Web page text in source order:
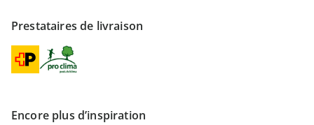
Prestataires de livraison
Encore plus d’inspiration